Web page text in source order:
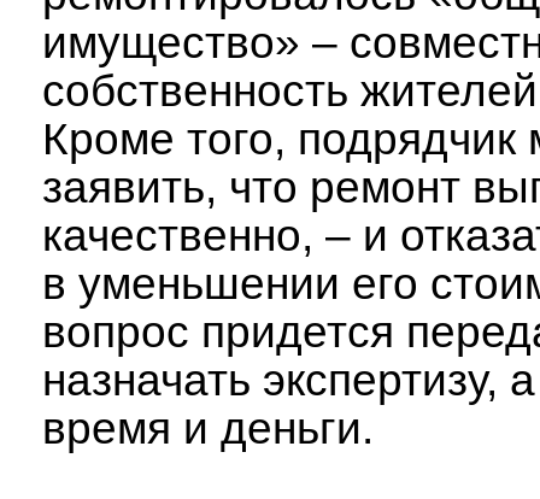
имущество» –
собственность
Кроме того, подрядчик
заявить, что ремонт
качественно, – и
в уменьшении его
вопрос придется
назначать экспертизу,
время и деньги.